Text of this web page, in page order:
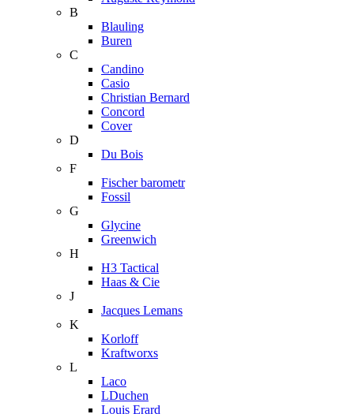
B
Blauling
Buren
C
Candino
Casio
Christian Bernard
Concord
Cover
D
Du Bois
F
Fischer barometr
Fossil
G
Glycine
Greenwich
H
H3 Tactical
Haas & Cie
J
Jacques Lemans
K
Korloff
Kraftworxs
L
Laco
LDuchen
Louis Erard